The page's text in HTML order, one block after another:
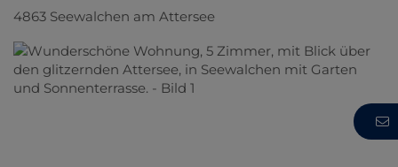
4863 Seewalchen am Attersee